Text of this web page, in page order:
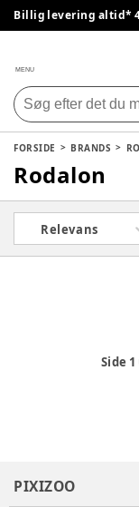
Billig levering altid*
MENU
FORSIDE BRANDS
Rodalon
Relevans
Side 1
PIXIZOO